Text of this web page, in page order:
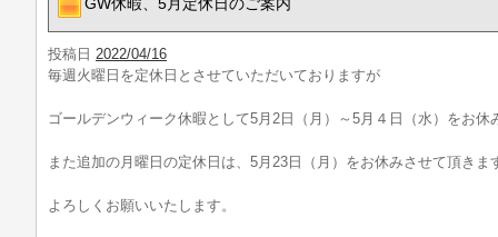
投稿日 2022/04/16
毎週火曜日を定休日とさせていただいておりますが
ゴールデンウィーク休暇として5月2日（月）～5月４日（水）をお休
また追加の月曜日の定休日は、5月23日（月）をお休みさせて頂きま
よろしくお願いいたします。